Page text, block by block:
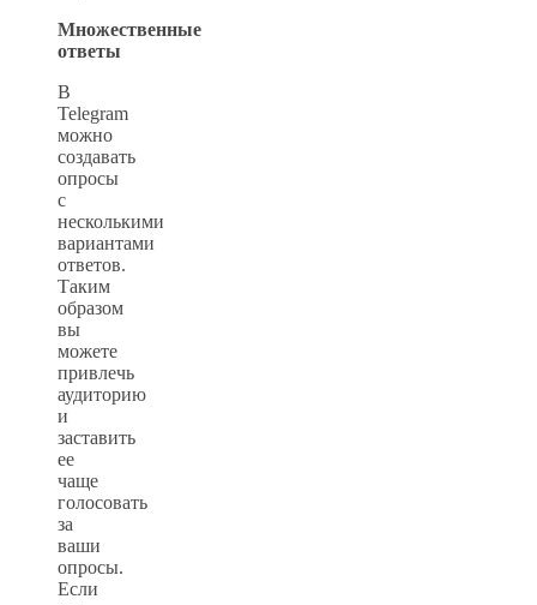
Множественные
ответы
В
Telegram
можно
создавать
опросы
с
несколькими
вариантами
ответов.
Таким
образом
вы
можете
привлечь
аудиторию
и
заставить
ее
чаще
голосовать
за
ваши
опросы.
Если